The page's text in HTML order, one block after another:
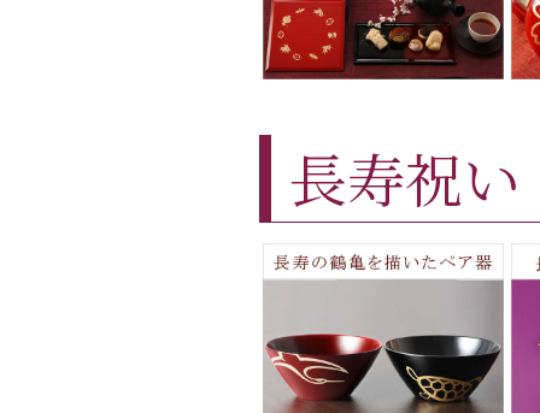
長寿祝い